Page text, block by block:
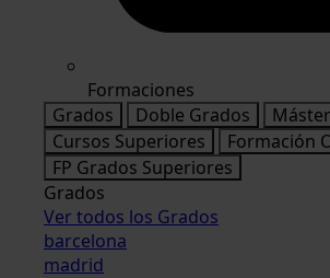
Formaciones
Grados
Doble Grados
Cursos Superiores
Formación
FP Grados Superiores
Grados
Ver todos los Grados
barcelona
madrid